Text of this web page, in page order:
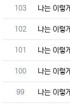
번호
103 나는 이렇
번호
102 나는 이렇
번호
101 나는 이렇
번호
100 나는 이렇
번호
99 나는 이렇